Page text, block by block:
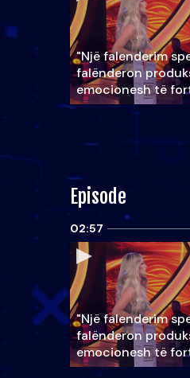
"Një falenderim
falënderon
emocionesh të
Episode
02:57
"Një falenderim
falënderon
emocionesh të